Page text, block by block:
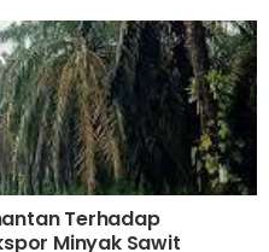
Terhadap
Minyak Sawit